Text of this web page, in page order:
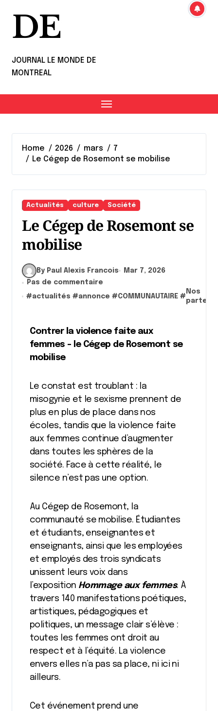
DE
JOURNAL LE MONDE DE
MONTREAL
Home 2026 mars
7
Le Cégep de Rosemont se mobilise
Actualités culture Société
Le Cégep de Rosemont se
mobilise
By Paul Alexis Francois
Mar 7, 2026
Pas de commentaire
#actualités #annonce #COMMUNAUTAIRE #
Nos
Contrer la violence faite aux
femmes – le Cégep de Rosemont se
mobilise
Le constat est troublant : la
misogynie et le sexisme prennent de
plus en plus de place dans nos
écoles, tandis que la violence faite
aux femmes continue d’augmenter
dans toutes les sphères de la
société. Face à cette réalité, le
silence n’est pas une option.
Au Cégep de Rosemont, la
communauté se mobilise. Étudiantes
et étudiants, enseignantes et
enseignants, ainsi que les employées
et employés des trois syndicats
unissent leurs voix dans
l’exposition Hommage aux femmes. À
travers 140 manifestations poétiques,
artistiques, pédagogiques et
politiques, un message clair s’élève :
toutes les femmes ont droit au
respect et à l’équité. La violence
envers elles n’a pas sa place, ni ici ni
ailleurs.
Cet événement prend une